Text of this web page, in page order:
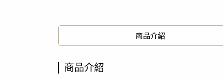
商品介紹
商品介紹